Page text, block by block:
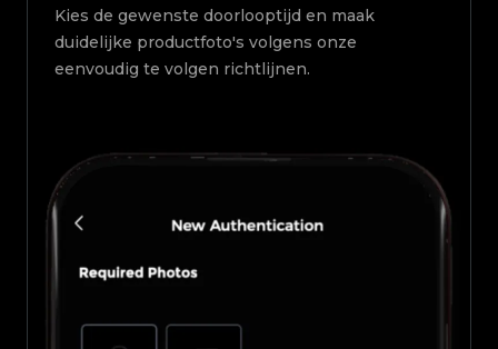
Kies de gewenste doorlooptijd en maak
duidelijke productfoto's volgens onze
eenvoudig te volgen richtlijnen.